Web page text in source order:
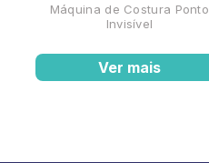
Máquina de Costura Ponto
Invisível
Ver mais